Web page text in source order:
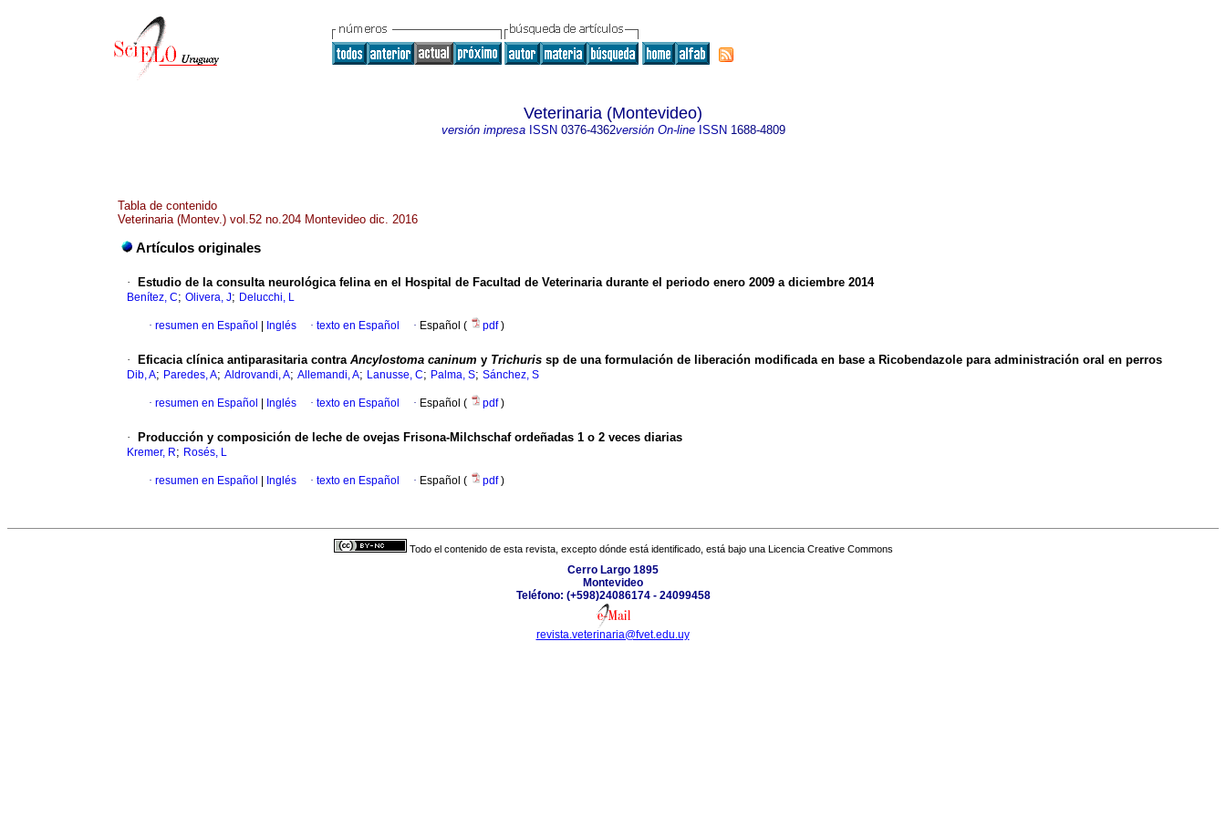
Veterinaria (Montevideo)
versión impresaISSN 0376-4362versión On-lineISSN 1688-4809
Tabla de contenido
Veterinaria (Montev.) vol.52 no.204 Montevideo dic. 2016
Artículos originales
· Estudio de la consulta neurológica felina en el Hospital de Facultad de Veterinaria durante el periodo enero 2009 a diciembre 2014
Benítez, C; Olivera, J; Delucchi, L
· resumen en Español Inglés · texto en Español · Español ( pdf)
· Eficacia clínica antiparasitaria contra Ancylostoma caninum y Trichuris sp de una formulación de liberación modificada en base a Ricobendazole para administración oral en perros
Dib, A; Paredes, A; Aldrovandi, A; Allemandi, A; Lanusse, C; Palma, S; Sánchez, S
· resumen en Español Inglés · texto en Español · Español ( pdf)
· Producción y composición de leche de ovejas Frisona-Milchschaf ordeñadas 1 o 2 veces diarias
Kremer, R; Rosés, L
· resumen en Español Inglés · texto en Español · Español ( pdf)
Todo el contenido de esta revista, excepto dónde está identificado, está bajo una Licencia Creative Commons
Cerro Largo 1895
Montevideo
Teléfono: (+598)24086174 - 24099458
revista.veterinaria@fvet.edu.uy